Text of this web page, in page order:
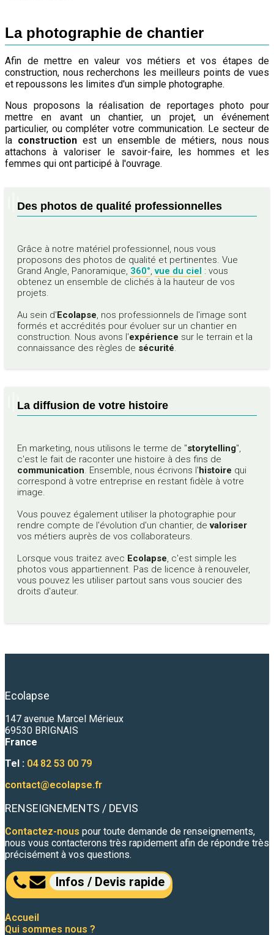
La photographie de chantier
Afin de mettre en valeur vos métiers et vos étapes de
construction, nous recherchons les meilleurs points de vues
et repoussons les limites d'un simple photographe.
Nous proposons la réalisation de reportages photo pour
mettre en avant un chantier, un projet, un événement
particulier, ou compléter votre communication. Le secteur de
la constructionest un ensemble de métiers, nous nous
attachons à valoriser le savoir-faire, les hommes et les
femmes qui ont participé à l'ouvrage.
Des photos de qualité professionnelles
Grâce à notre matériel professionnel, nous vous
proposons des photos de qualité et pertinentes. Vue
Grand Angle, Panoramique, 360°,vue du ciel : vous
obtenez un ensemble de clichés à la hauteur de vos
projets.
Au sein d'Ecolapse, nos professionnels de l'image sont
formés et accrédités pour évoluer sur un chantier en
construction. Nous avons l'expérience sur le terrain et la
connaissance des règles de sécurité.
La diffusion de votre histoire
En marketing, nous utilisons le terme de "storytelling",
c'est le fait de raconter une histoire à des fins de
communication. Ensemble, nous écrivons l'histoire qui
correspond à votre entreprise en restant fidèle à votre
image.
Vous pouvez également utiliser la photographie pour
rendre compte de l'évolution d'un chantier, devaloriser
vos métiers auprès de vos collaborateurs.
Lorsque vous traitez avec Ecolapse, c'est simple les
photos vous appartiennent. Pas de licence à renouveler,
vous pouvez les utiliser partout sans vous soucier des
droits d'auteur.
Ecolapse
147 avenue Marcel Mérieux
69530 BRIGNAIS
France
Tel : 04 82 53 00 79
contact@ecolapse.fr
RENSEIGNEMENTS / DEVIS
Contactez-nous pour toute demande de renseignements,
nous vous contacterons très rapidement afin de répondre très
précisément à vos questions.
Infos / Devis rapide
Accueil
Qui sommes nous ?